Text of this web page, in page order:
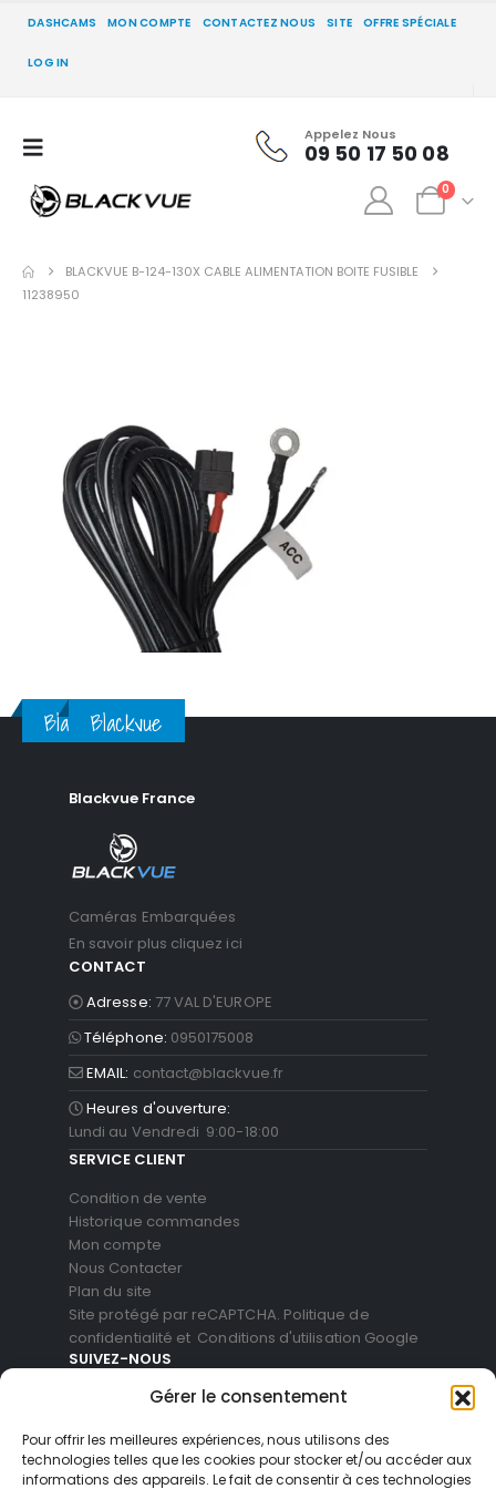
Gérer le consentement
Pour offrir les meilleures expériences, nous utilisons des
technologies telles que les cookies pour stocker et/ou accéder aux
informations des appareils. Le fait de consentir à ces technologies
DASHCAMS MON COMPTE CONTACTEZ NOUS SITE OFFRE SPÉCIALE
LOG IN
Appelez Nous
09 50 17 50 08
0
BLACKVUE B-124-130X CABLE ALIMENTATION BOITE FUSIBLE
11238950
BlackvueBlackvue
Blackvue France
Caméras Embarquées
En savoir plus cliquez ici
CONTACT
Adresse: 77 VAL D'EUROPE
Téléphone: 0950175008
EMAIL: contact@blackvue.fr
Heures d'ouverture:
Lundi au Vendredi 9:00-18:00
SERVICE CLIENT
Condition de vente
Historique commandes
Mon compte
Nous Contacter
Plan du site
Site protégé par reCAPTCHA. Politique de
confidentialité et Conditions d'utilisation Google
SUIVEZ-NOUS